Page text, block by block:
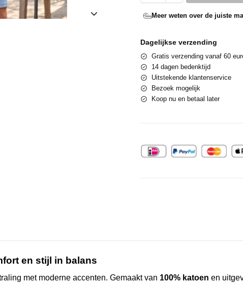
Meer weten over de juiste
Dagelijkse verzending
Gratis verzending vanaf 60
14 dagen bedenktijd
Uitstekende klantenservice
Bezoek mogelijk
Koop nu en betaal later
en stijl in balans
met moderne accenten. Gemaakt van 100% katoen en